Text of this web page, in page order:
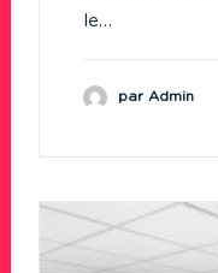
le…
par Admin